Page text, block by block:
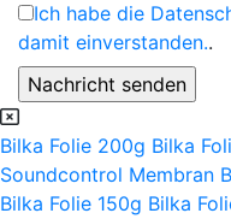
Ich habe die
damit einverstanden..
Bilka Folie 200g Bilka
Soundcontrol Membran
Bilka Folie 150g Bilka